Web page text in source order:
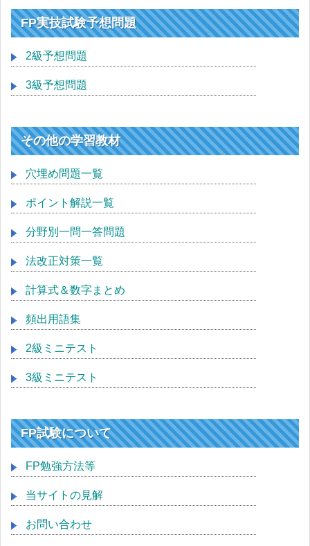
FP実技試験予想問題
2級予想問題
3級予想問題
その他の学習教材
穴埋め問題一覧
ポイント解説一覧
分野別一問一答問題
法改正対策一覧
計算式＆数字まとめ
頻出用語集
2級ミニテスト
3級ミニテスト
FP試験について
FP勉強方法等
当サイトの見解
お問い合わせ